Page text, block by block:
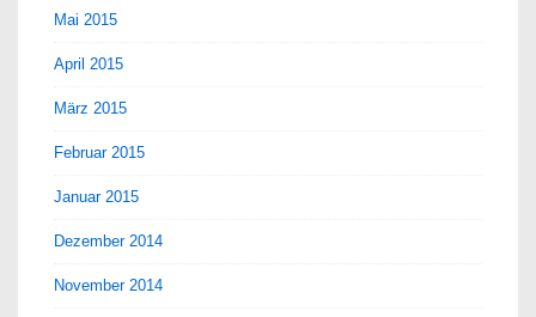
Mai 2015
April 2015
März 2015
Februar 2015
Januar 2015
Dezember 2014
November 2014